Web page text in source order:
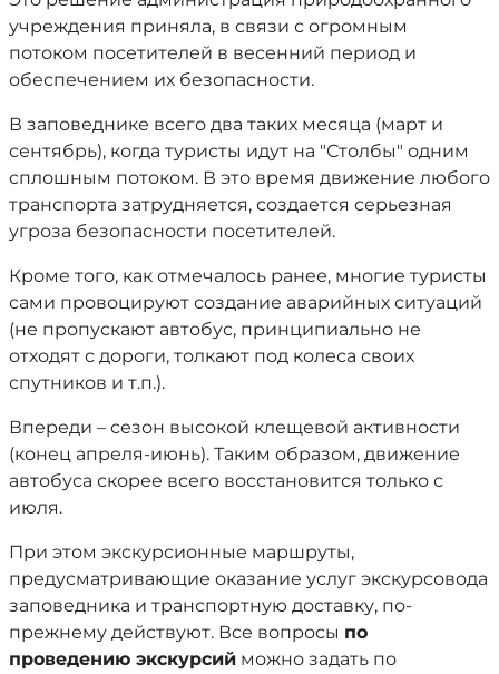
учреждения приняла, в связи с огромным
потоком посетителей в весенний период и
обеспечением их безопасности.
В заповеднике всего два таких месяца (март и
сентябрь), когда туристы идут на "Столбы" одним
сплошным потоком. В это время движение любого
транспорта затрудняется, создается серьезная
угроза безопасности посетителей.
Кроме того, как отмечалось ранее, многие туристы
сами провоцируют создание аварийных ситуаций
(не пропускают автобус, принципиально не
отходят с дороги, толкают под колеса своих
спутников и т.п.).
Впереди – сезон высокой клещевой активности
(конец апреля-июнь). Таким образом, движение
автобуса скорее всего восстановится только с
июля.
При этом экскурсионные маршруты,
предусматривающие оказание услуг экскурсовода
заповедника и транспортную доставку, по-
прежнему действуют. Все вопросы по
проведению экскурсий можно задать по